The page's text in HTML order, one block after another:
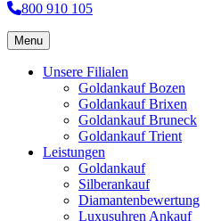
800 910 105
Menu
Unsere Filialen
Goldankauf Bozen
Goldankauf Brixen
Goldankauf Bruneck
Goldankauf Trient
Leistungen
Goldankauf
Silberankauf
Diamantenbewertung
Luxusuhren Ankauf